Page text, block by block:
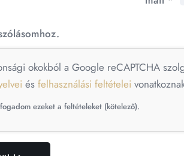
okokból a Google reCAPTCHA
és felhasználási feltételei
ezeket a feltételeket (kötelező).